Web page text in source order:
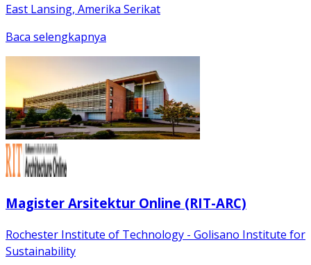
East Lansing, Amerika Serikat
Baca selengkapnya
Magister Arsitektur Online (RIT-ARC)
Rochester Institute of Technology - Golisano Institute for
Sustainability